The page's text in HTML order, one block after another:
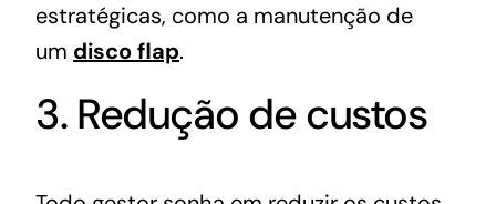
estratégicas, como a manutenção de
um disco flap.
3. Redução de custos